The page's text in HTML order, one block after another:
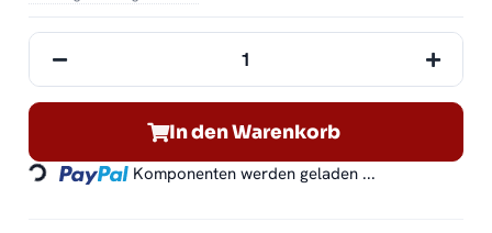
In den Warenkorb
Loading... Komponenten werden geladen ...